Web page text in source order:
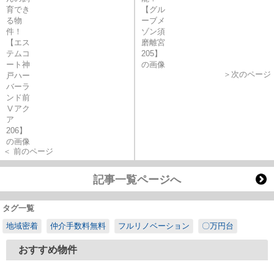
＜ 前のページ
＞次のページ
記事一覧ページへ
タグ一覧
地域密着
仲介手数料無料 フルリノベーション 〇万円台
おすすめ物件